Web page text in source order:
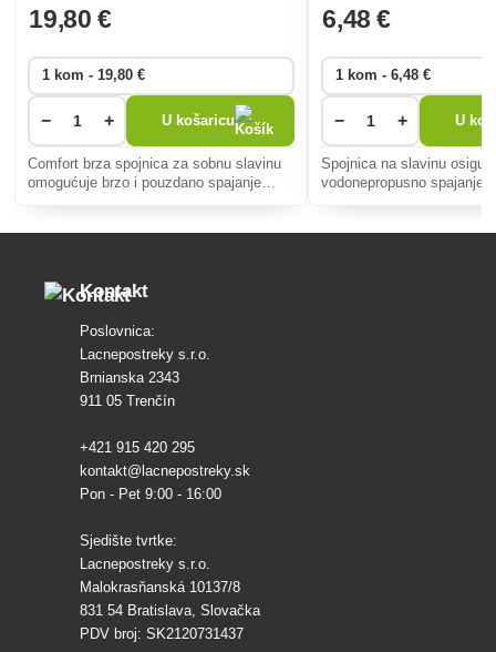
19,80 €
− + U košaricu
Comfort brza spojnica za sobnu slavinu
omogućuje brzo i pouzdano spajanje
6,48 €
− + U
Spojnica na slavinu
vodonepropusno spajanje
Kontakt
Poslovnica:
Lacnepostreky s.r.o.
Brnianska 2343
911 05 Trenčín
+421 915 420 295
kontakt@lacnepostreky.sk
Pon - Pet 9:00 - 16:00
Sjedište tvrtke:
Lacnepostreky s.r.o.
Malokrasňanská 10137/8
831 54 Bratislava, Slovačka
PDV broj: SK2120731437